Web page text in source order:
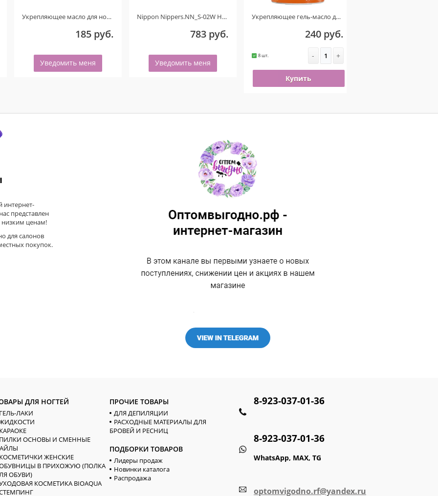
Укрепляющее масло для ногтей со смолой мастикового дерева и шиммером «PISTACHIO». 15 мл.
185 руб.
Уведомить меня
Nippon Nippers.NN_S-02W Ножницы для кутикулы. Изогнутые ручки. Длина 107 мм. Матовые Ручная заточка
783 руб.
Уведомить меня
Укрепляющее гель-масло для ногтей со смолой мастикового дерева и шиммером VANILLA STRAWBERRY 50мл
240 руб.
+
Купить
интернет-
представлен
ценам!
для салонов
покупок.
ДЛЯ НОГТЕЙ
ГЕЛЬ-ЛАКИ
КАРАОКЕ
ПИЛКИ ОСНОВЫ И СМЕННЫЕ
КОСМЕТИЧКИ ЖЕНСКИЕ
В ПРИХОЖУЮ (ПОЛКА
ОБУВИ)
КОСМЕТИКА BIOAQUA
ПРОЧИЕ ТОВАРЫ
ДЛЯ ДЕПИЛЯЦИИ
РАСХОДНЫЕ МАТЕРИАЛЫ ДЛЯ
БРОВЕЙ И РЕСНИЦ
ПОДБОРКИ ТОВАРОВ
Лидеры продаж
Новинки каталога
Распродажа
8-923-037-01-36
8-923-037-01-36
WhatsApp, MAX, TG
optomvigodno.rf@yandex.ru